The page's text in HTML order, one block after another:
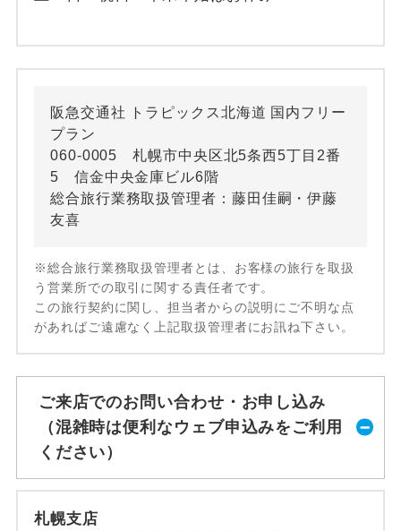
阪急交通社 トラピックス北海道 国内フリー
プラン
060-0005 札幌市中央区北5条西5丁目2番
5 信金中央金庫ビル6階
総合旅行業務取扱管理者：藤田佳嗣・伊藤
友喜
※総合旅行業務取扱管理者とは、お客様の旅行を取扱
う営業所での取引に関する責任者です。
この旅行契約に関し、担当者からの説明にご不明な点
があればご遠慮なく上記取扱管理者にお訊ね下さい。
ご来店でのお問い合わせ・お申し込み
（混雑時は便利なウェブ申込みをご利用
ください）
札幌支店